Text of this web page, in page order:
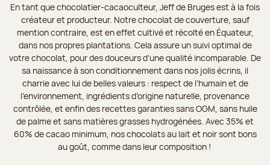
En tant que chocolatier-cacaoculteur, Jeff de Bruges est à la fois
créateur et producteur. Notre chocolat de couverture, sauf
mention contraire, est en effet cultivé et récolté en Équateur,
dans nos propres plantations. Cela assure un suivi optimal de
votre chocolat, pour des douceurs d’une qualité incomparable. De
sa naissance à son conditionnement dans nos jolis écrins, il
charrie avec lui de belles valeurs : respect de l’humain et de
l’environnement, ingrédients d’origine naturelle, provenance
contrôlée, et enfin des recettes garanties sans OGM, sans huile
de palme et sans matières grasses hydrogénées. Avec 35% et
60% de cacao minimum, nos chocolats au lait et noir sont bons
au goût, comme dans leur composition !